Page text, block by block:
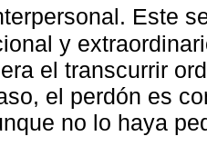
Este
y
el transcurrir
el perdón es
no lo haya